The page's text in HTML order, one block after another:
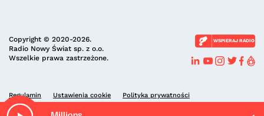
Copyright © 2020-2026.
Radio Nowy Świat sp. z o.o.
Wszelkie prawa zastrzeżone.
WSPIERAJ RADIO
Regulamin Ustawienia cookie Polityka prywatności